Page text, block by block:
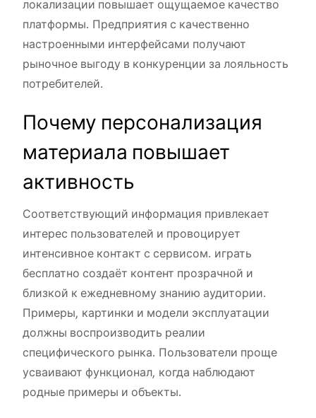
локализации повышает ощущаемое качество
платформы. Предприятия с качественно
настроенными интерфейсами получают
рыночное выгоду в конкуренции за лояльность
потребителей.
Почему персонализация
материала повышает
активность
Соответствующий информация привлекает
интерес пользователей и провоцирует
интенсивное контакт с сервисом. играть
бесплатно создаёт контент прозрачной и
близкой к ежедневному знанию аудитории.
Примеры, картинки и модели эксплуатации
должны воспроизводить реалии
специфического рынка. Пользователи проще
усваивают функционал, когда наблюдают
родные примеры и объекты.